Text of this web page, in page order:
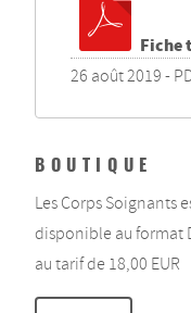
Fiche
26 août 2019 -
BOUTIQUE
Les Corps Soignants
disponible au format
au tarif de 18,00 EUR